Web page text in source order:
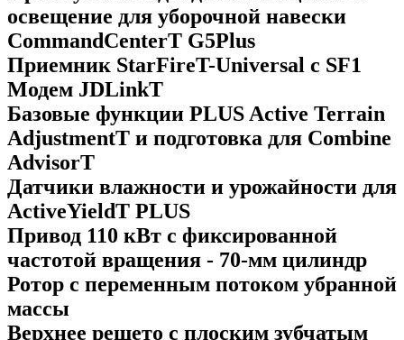
освещение для уборочной навески
CommandCenterT G5Plus
Приемник StarFireT-Universal с SF1
Модем JDLinkT
Базовые функции PLUS Active Terrain
AdjustmentT и подготовка для Combine
AdvisorT
Датчики влажности и урожайности для
ActiveYieldT PLUS
Привод 110 кВт с фиксированной
частотой вращения - 70-мм цилиндр
Ротор с переменным потоком убранной
массы
Верхнее решето с плоским зубчатым